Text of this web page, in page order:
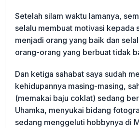
Setelah silam waktu lamanya,
selalu membuat motivasi kepada
menjadi orang yang baik dan
orang-orang yang berbuat tidak
Dan ketiga sahabat saya sudah
kehidupannya masing-masing,
(memakai baju coklat) sedang
Uhamka, menyukai bidang
sedang menggeluti hobbynya di